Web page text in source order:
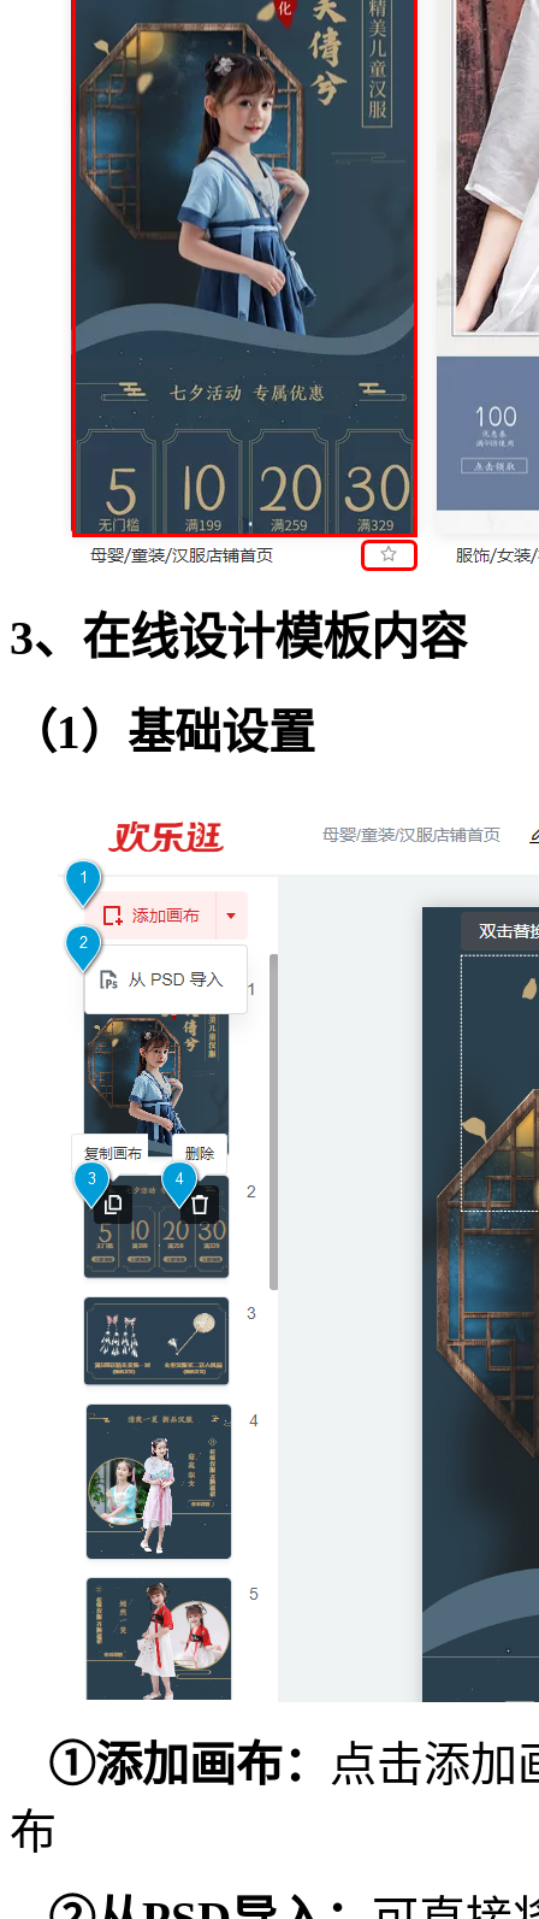
3、在线设计模板内容
（1）基础设置
①添加画布： 点击添加
布